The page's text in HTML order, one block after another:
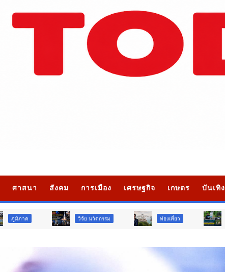
ศาสนา สังคม การเมือง เศรษฐกิจ เกษตร บันเทิง
วิจัย นวัตกรรม ท่องเที่ยว ภูมิภาค